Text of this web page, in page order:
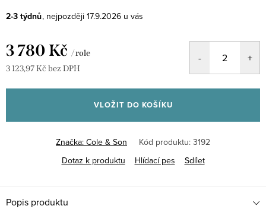
2-3 týdnů 17.9.2026
3 780 Kč / role
3 123,97 Kč bez DPH
cena:
VLOŽIT DO KOŠÍKU
Značka: Cole & Son Kód produktu: 3192
Dotaz k produktu
Hlídací pes Sdílet
Popis produktu